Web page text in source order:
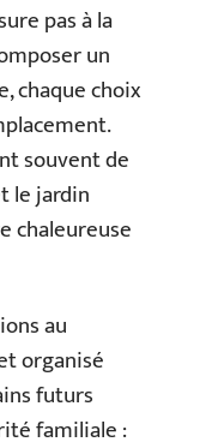
pas à la
un
chaque choix
souvent de
le jardin
chaleureuse
au
organisé
futurs
familiale :